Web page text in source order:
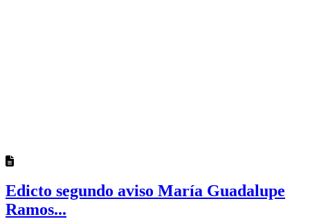
Edicto segundo aviso María Guadalupe
Ramos...